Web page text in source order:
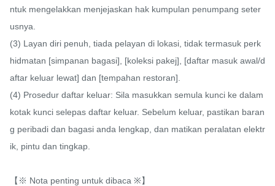
ntuk mengelakkan menjejaskan hak kumpulan penumpang seter
usnya.
(3) Layan diri penuh, tiada pelayan di lokasi, tidak termasuk perk
hidmatan [simpanan bagasi], [koleksi pakej], [daftar masuk awal/d
aftar keluar lewat] dan [tempahan restoran].
(4) Prosedur daftar keluar: Sila masukkan semula kunci ke dalam
kotak kunci selepas daftar keluar. Sebelum keluar, pastikan baran
g peribadi dan bagasi anda lengkap, dan matikan peralatan elektr
ik, pintu dan tingkap.
【※ Nota penting untuk dibaca ※】